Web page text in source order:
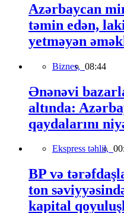
Azərbaycan
təmin edən,
yetməyən
Biznes, 08:44
Ənənəvi
altında:
qaydalarını
Ekspress təhlil,
BP və
ton
kapital